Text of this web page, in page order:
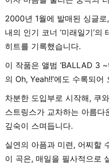
2000년 1월에 발매된 싱글로
내의 인기 코너 ‘미래일기’
히트를 기록했습니다.
이 작품은 앨범 ‘BALLAD 3
의 Oh, Yeah!!’에도 수록되
차분한 도입부로 시작해, 쿠
스트링스가 교차하는 아름
깊숙이 스며듭니다.
실연의 아픔과 미련, 어찌할
이 곡은, 매일을 필사적으로